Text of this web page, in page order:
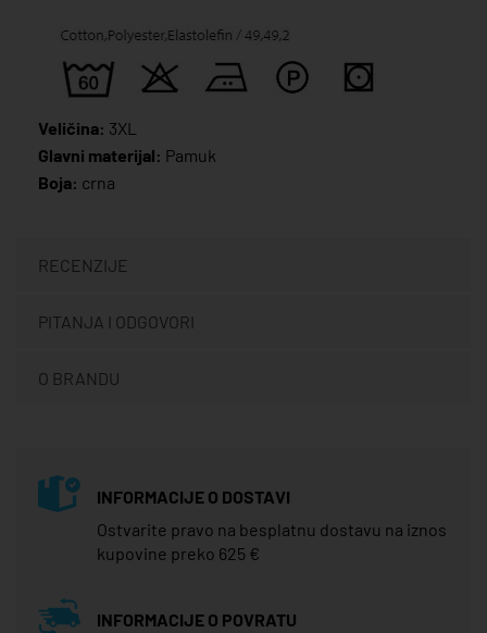
Veličina: 3XL
Glavni materijal: Pamuk
Boja: crna
RECENZIJE
PITANJA I ODGOVORI
O BRANDU
INFORMACIJE O DOSTAVI
Ostvarite pravo na besplatnu dostavu na iznos
kupovine preko 625 €
INFORMACIJE O POVRATU